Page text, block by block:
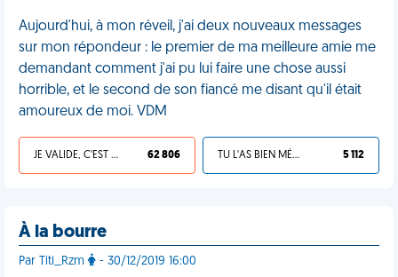
Aujourd'hui, à mon réveil, j'ai deux nouveaux messages
sur mon répondeur : le premier de ma meilleure amie me
demandant comment j'ai pu lui faire une chose aussi
horrible, et le second de son fiancé me disant qu'il était
amoureux de moi. VDM
JE VALIDE, C'EST UNE VDM 62 806 TU L'AS BIEN MÉRITÉ 5 112
À la bourre
Par Titi_Rzm - 30/12/2019 16:00